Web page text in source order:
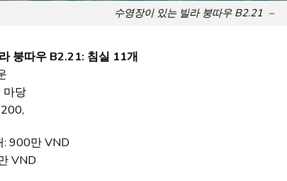
수영장이 있는 빌라 붕따우 B2.21 –
붕따우 B2.21: 침실 11개
마당
: 900만 VND
VND